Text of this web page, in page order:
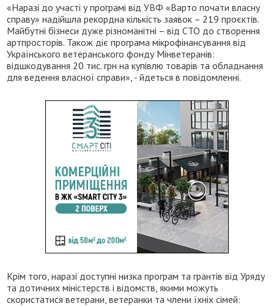
«Наразі до участі у програмі від УВФ «Варто почати власну
справу» надійшла рекордна кількість заявок – 219 проєктів.
Майбутні бізнеси дуже різноманітні – від СТО до створення
артпросторів. Також діє програма мікрофінансування від
Українського ветеранського фонду Мінветеранів:
відшкодування 20 тис. грн на купівлю товарів та обладнання
для ведення власної справи», - йдеться в повідомленні.
Крім того, наразі доступні низка програм та грантів від Уряду
та дотичних міністерств і відомств, якими можуть
скористатися ветерани, ветеранки та члени їхніх сімей: